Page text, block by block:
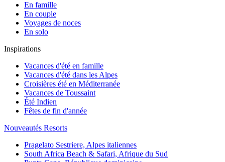
En famille
En couple
Voyages de noces
En solo
Inspirations
Vacances d'été en famille
Vacances d'été dans les Alpes
Croisières été en Méditerranée
Vacances de Toussaint
Été Indien
Fêtes de fin d'année
Nouveautés Resorts
Pragelato Sestriere, Alpes italiennes
South Africa Beach & Safari, Afrique du Sud